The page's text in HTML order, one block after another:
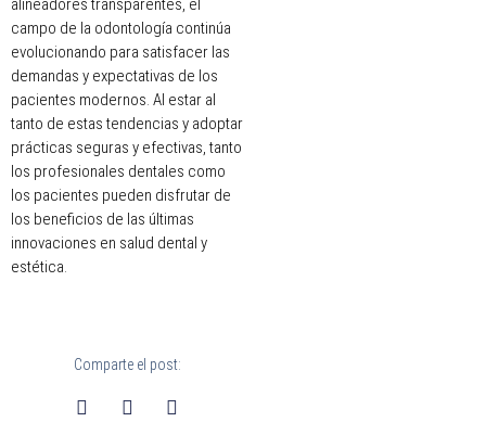
alineadores transparentes, el
campo de la odontología continúa
evolucionando para satisfacer las
demandas y expectativas de los
pacientes modernos. Al estar al
tanto de estas tendencias y adoptar
prácticas seguras y efectivas, tanto
los profesionales dentales como
los pacientes pueden disfrutar de
los beneficios de las últimas
innovaciones en salud dental y
estética.
Comparte el post: